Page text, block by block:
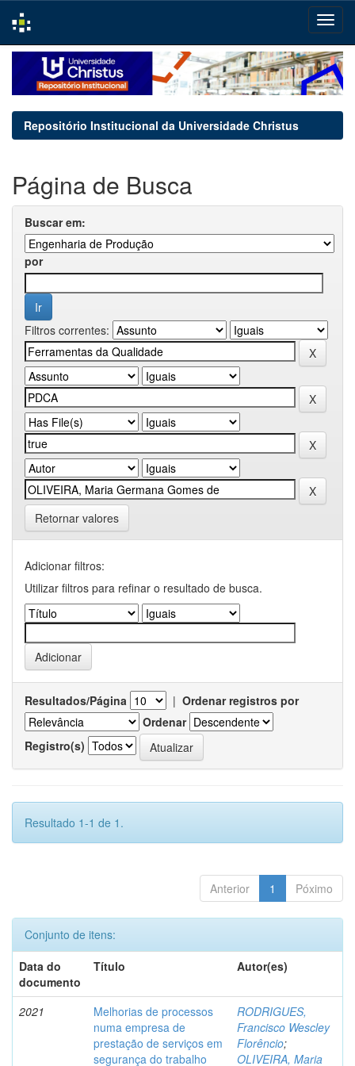
navigation
Repositório Institucional da Universidade Christus
Página de Busca
Buscar em:
por
Filtros correntes:
Retornar valores
Adicionar filtros:
Utilizar filtros para refinar o resultado de busca.
Resultados/Página | Ordenar registros por
Ordenar
Registro(s)
Resultado 1-1 de 1.
Anterior 1 Póximo
Conjunto de itens:
Data do
documento
Título Autor(es)
2021
Melhorias de processos
numa empresa de
prestação de serviços em
segurança do trabalho
RODRIGUES,
Francisco Wescley
Florêncio;
OLIVEIRA, Maria